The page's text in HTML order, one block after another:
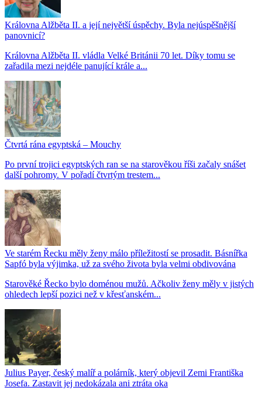
Královna Alžběta II. a její největší úspěchy. Byla nejúspěšnější
panovnicí?
Královna Alžběta II. vládla Velké Británii 70 let. Díky tomu se
zařadila mezi nejdéle panující krále a...
Čtvrtá rána egyptská – Mouchy
Po první trojici egyptských ran se na starověkou říši začaly snášet
další pohromy. V pořadí čtvrtým trestem...
Ve starém Řecku měly ženy málo příležitostí se prosadit. Básnířka
Sapfó byla výjimka, už za svého života byla velmi obdivována
Starověké Řecko bylo doménou mužů. Ačkoliv ženy měly v jistých
ohledech lepší pozici než v křesťanském...
Julius Payer, český malíř a polárník, který objevil Zemi Františka
Josefa. Zastavit jej nedokázala ani ztráta oka